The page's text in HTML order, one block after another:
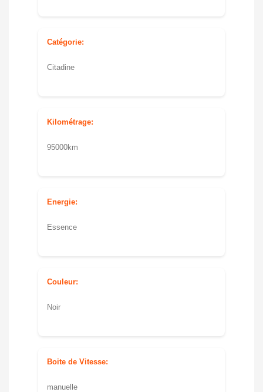
Catégorie:
Citadine
Kilométrage:
95000km
Energie:
Essence
Couleur:
Noir
Boite de Vitesse:
manuelle